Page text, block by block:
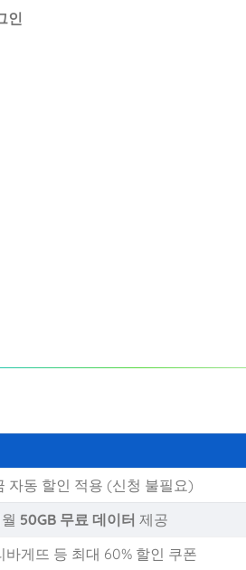
인
자동 할인 적용 (신청 불필요)
50GB 무료 데이터 제공
바게뜨 등 최대 60% 할인 쿠폰